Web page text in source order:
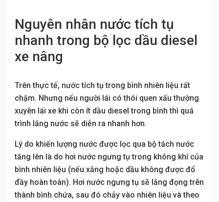
Nguyên nhân nước tích tụ
nhanh trong bộ lọc dầu diesel
xe nâng
Trên thực tế, nước tích tụ trong bình nhiên liệu rất
chậm. Nhưng nếu người lái có thói quen xấu thường
xuyên lái xe khi còn ít dầu diesel trong bình thì quá
trình lắng nước sẽ diễn ra nhanh hơn.
Lý do khiến lượng nước được lọc qua bộ tách nước
tăng lên là do hơi nước ngưng tụ trong không khí của
bình nhiên liệu (nếu xăng hoặc dầu không được đổ
đầy hoàn toàn). Hơi nước ngưng tụ sẽ lắng đọng trên
thành bình chứa, sau đó chảy vào nhiên liệu và theo